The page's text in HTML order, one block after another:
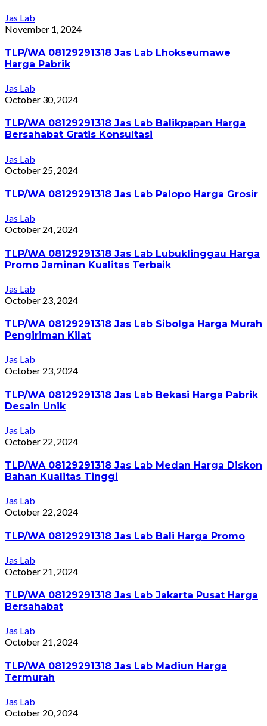
Jas Lab
November 1, 2024
TLP/WA 08129291318 Jas Lab Lhokseumawe
Harga Pabrik
Jas Lab
October 30, 2024
TLP/WA 08129291318 Jas Lab Balikpapan Harga
Bersahabat Gratis Konsultasi
Jas Lab
October 25, 2024
TLP/WA 08129291318 Jas Lab Palopo Harga Grosir
Jas Lab
October 24, 2024
TLP/WA 08129291318 Jas Lab Lubuklinggau Harga
Promo Jaminan Kualitas Terbaik
Jas Lab
October 23, 2024
TLP/WA 08129291318 Jas Lab Sibolga Harga Murah
Pengiriman Kilat
Jas Lab
October 23, 2024
TLP/WA 08129291318 Jas Lab Bekasi Harga Pabrik
Desain Unik
Jas Lab
October 22, 2024
TLP/WA 08129291318 Jas Lab Medan Harga Diskon
Bahan Kualitas Tinggi
Jas Lab
October 22, 2024
TLP/WA 08129291318 Jas Lab Bali Harga Promo
Jas Lab
October 21, 2024
TLP/WA 08129291318 Jas Lab Jakarta Pusat Harga
Bersahabat
Jas Lab
October 21, 2024
TLP/WA 08129291318 Jas Lab Madiun Harga
Termurah
Jas Lab
October 20, 2024